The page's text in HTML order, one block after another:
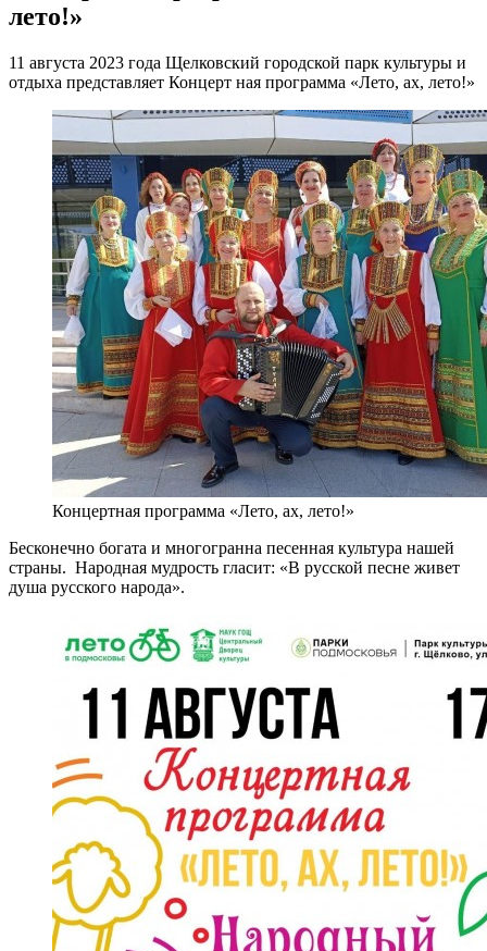
лето!»
11 августа 2023 года Щелковский городской парк культуры и
отдыха представляет Концерт ная программа «Лето, ах, лето!»
Концертная программа «Лето, ах, лето!»
Бесконечно богата и многогранна песенная культура нашей
страны. Народная мудрость гласит: «В русской песне живет
душа русского народа».